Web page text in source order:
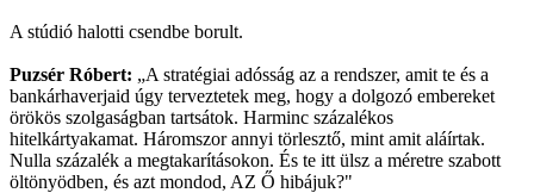
A stúdió halotti csendbe borult.
Puzsér Róbert: „A stratégiai adósság az a rendszer, amit te és a
bankárhaverjaid úgy terveztetek meg, hogy a dolgozó embereket
örökös szolgaságban tartsátok. Harminc százalékos
hitelkártyakamat. Háromszor annyi törlesztő, mint amit aláírtak.
Nulla százalék a megtakarításokon. És te itt ülsz a méretre szabott
öltönyödben, és azt mondod, AZ Ő hibájuk?"